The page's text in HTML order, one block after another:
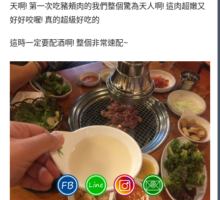
天啊! 第一次吃豬頰肉的我們整個驚為天人啊! 這肉超嫩又
好好咬喔! 真的超級好吃的
這時一定要配酒啊! 整個非常速配~